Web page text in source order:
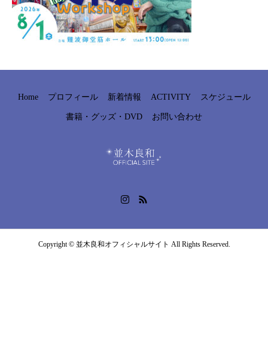
Home プロフィール 新着情報 ACTIVITY スケジュール
書籍・グッズ・DVD お問い合わせ
Copyright © 並木良和オフィシャルサイト All Rights Reserved.